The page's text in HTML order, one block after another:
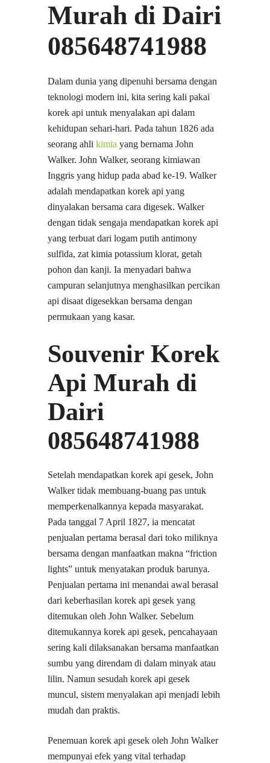
Murah di Dairi
085648741988
Dalam dunia yang dipenuhi bersama dengan
teknologi modern ini, kita sering kali pakai
korek api untuk menyalakan api dalam
kehidupan sehari-hari. Pada tahun 1826 ada
seorang ahli kimia yang bernama John
Walker. John Walker, seorang kimiawan
Inggris yang hidup pada abad ke-19. Walker
adalah mendapatkan korek api yang
dinyalakan bersama cara digesek. Walker
dengan tidak sengaja mendapatkan korek api
yang terbuat dari logam putih antimony
sulfida, zat kimia potassium klorat, getah
pohon dan kanji. Ia menyadari bahwa
campuran selanjutnya menghasilkan percikan
api disaat digesekkan bersama dengan
permukaan yang kasar.
Souvenir Korek
Api Murah di
Dairi
085648741988
Setelah mendapatkan korek api gesek, John
Walker tidak membuang-buang pas untuk
memperkenalkannya kepada masyarakat.
Pada tanggal 7 April 1827, ia mencatat
penjualan pertama berasal dari toko miliknya
bersama dengan manfaatkan makna “friction
lights” untuk menyatakan produk barunya.
Penjualan pertama ini menandai awal berasal
dari keberhasilan korek api gesek yang
ditemukan oleh John Walker. Sebelum
ditemukannya korek api gesek, pencahayaan
sering kali dilaksanakan bersama manfaatkan
sumbu yang direndam di dalam minyak atau
lilin. Namun sesudah korek api gesek
muncul, sistem menyalakan api menjadi lebih
mudah dan praktis.
Penemuan korek api gesek oleh John Walker
mempunyai efek yang vital terhadap